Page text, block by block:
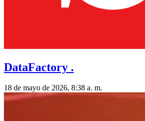
DataFactory .
18 de mayo de 2026, 8:38 a. m.